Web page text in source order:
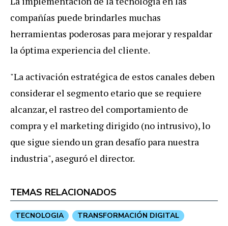
compañías puede brindarles muchas
herramientas poderosas para mejorary respaldar
la óptima experiencia del cliente.
"La activación estratégica de estos canales deben
considerar el segmento etario que se requiere
alcanzar, el rastreo del comportamiento de
compray el marketing dirigido (no intrusivo),lo
que sigue siendoun gran desafío para nuestra
industria", aseguró el director.
TEMAS RELACIONADOS
TECNOLOGIA
TRANSFORMACIÓN DIGITAL